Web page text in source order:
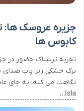
جزیره عروسک ها:
کابوس ها
تجربه ترسناک حضور در
برگ خشکی زیر پات صدای
نگاهت می کنه، یه جای
Isla…